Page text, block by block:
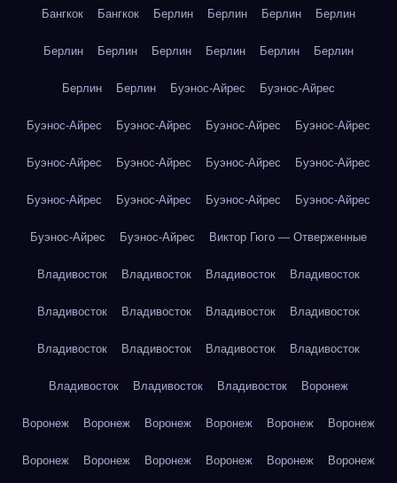
Бангкок Бангкок Берлин Берлин Берлин Берлин
Берлин Берлин Берлин Берлин Берлин Берлин
Берлин Берлин Буэнос-Айрес Буэнос-Айрес
Буэнос-Айрес Буэнос-Айрес Буэнос-Айрес Буэнос-Айрес
Буэнос-Айрес Буэнос-Айрес Буэнос-Айрес Буэнос-Айрес
Буэнос-Айрес Буэнос-Айрес Буэнос-Айрес Буэнос-Айрес
Буэнос-Айрес Буэнос-Айрес Виктор Гюго — Отверженные
Владивосток Владивосток Владивосток Владивосток
Владивосток Владивосток Владивосток Владивосток
Владивосток Владивосток Владивосток Владивосток
Владивосток Владивосток Владивосток Воронеж
Воронеж Воронеж Воронеж Воронеж Воронеж Воронеж
Воронеж Воронеж Воронеж Воронеж Воронеж Воронеж